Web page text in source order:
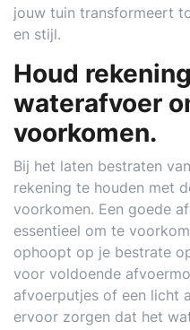
jouw tuin transformeert
en stijl.
Houd
waterafvoer
voorkomen.
Bij het laten bestraten
rekening te houden met
voorkomen. Een goede
essentieel om te
ophoopt op je bestrate
voor voldoende
afvoerputjes of een licht
ervoor zorgen dat het